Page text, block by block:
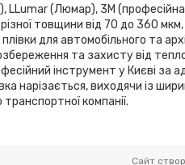
(Люмар), 3М (професійна
товщини від 70 до 360
для автомобільного та
та захисту від
інструмент у Києві
нарізається, виходячи із
компанії.
Сайт